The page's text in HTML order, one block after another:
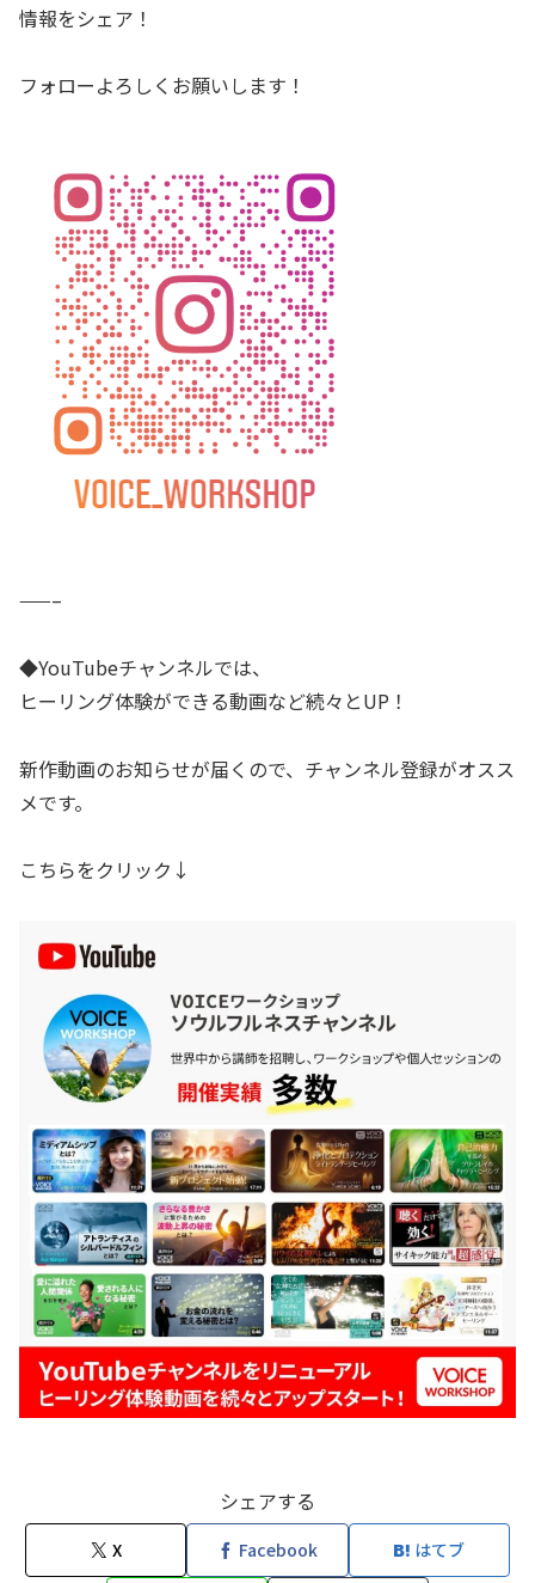
情報をシェア！
フォローよろしくお願いします！
——–
◆YouTubeチャンネルでは、
ヒーリング体験ができる動画など続々とUP！
新作動画のお知らせが届くので、チャンネル登録がオスス
メです。
こちらをクリック↓
シェアする
X Facebook はてブ